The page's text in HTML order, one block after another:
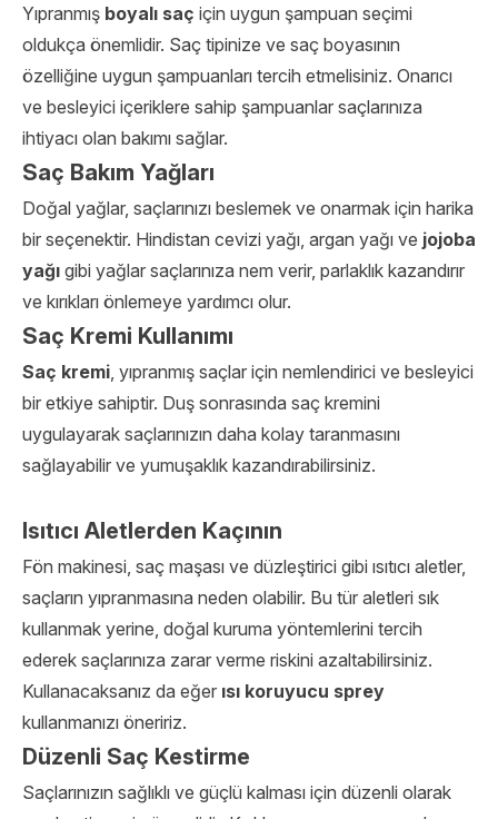
Yıpranmış boyalı saç için uygun şampuan seçimi
oldukça önemlidir. Saç tipinize ve saç boyasının
özelliğine uygun şampuanları tercih etmelisiniz. Onarıcı
ve besleyici içeriklere sahip şampuanlar saçlarınıza
ihtiyacı olan bakımı sağlar.
Saç Bakım Yağları
Doğal yağlar, saçlarınızı beslemek ve onarmak için harika
bir seçenektir. Hindistan cevizi yağı, argan yağı ve jojoba
yağı gibi yağlar saçlarınıza nem verir, parlaklık kazandırır
ve kırıkları önlemeye yardımcı olur.
Saç Kremi Kullanımı
Saç kremi, yıpranmış saçlar için nemlendirici ve besleyici
bir etkiye sahiptir. Duş sonrasında saç kremini
uygulayarak saçlarınızın daha kolay taranmasını
sağlayabilir ve yumuşaklık kazandırabilirsiniz.
Isıtıcı Aletlerden Kaçının
Fön makinesi, saç maşası ve düzleştirici gibi ısıtıcı aletler,
saçların yıpranmasına neden olabilir. Bu tür aletleri sık
kullanmak yerine, doğal kuruma yöntemlerini tercih
ederek saçlarınıza zarar verme riskini azaltabilirsiniz.
Kullanacaksanız da eğer ısı koruyucu sprey
kullanmanızı öneririz.
Düzenli Saç Kestirme
Saçlarınızın sağlıklı ve güçlü kalması için düzenli olarak